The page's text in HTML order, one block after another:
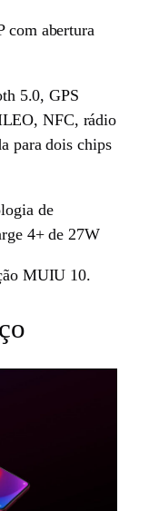
com abertura
5.0, GPS
NFC, rádio
para dois chips
de
4+ de 27W
MUIU 10.